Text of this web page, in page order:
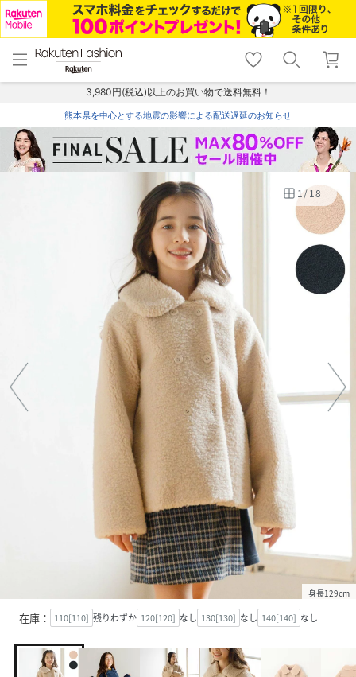
menu home
トップ
shopping_cart lock_outline
ログイン
3,980円(税込)以上のお買い物で送料無料！
熊本県を中心とする地震の影響による配送遅延のお知らせ
1/18
身長129cm
在庫： 110[110] 残りわずか 120[120] なし 130[130] なし 140[140] なし